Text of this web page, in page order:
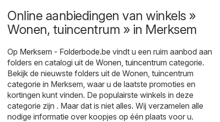
Online aanbiedingen van winkels »
Wonen, tuincentrum » in Merksem
Op Merksem - Folderbode.be vindt u een ruim aanbod aan
folders en catalogi uit de Wonen, tuincentrum categorie.
Bekijk de nieuwste folders uit de Wonen, tuincentrum
categorie in Merksem, waar u de laatste promoties en
kortingen kunt vinden. De populairste winkels in deze
categorie zijn . Maar dat is niet alles. Wij verzamelen alle
nodige informatie over koopjes op één plaats voor u.